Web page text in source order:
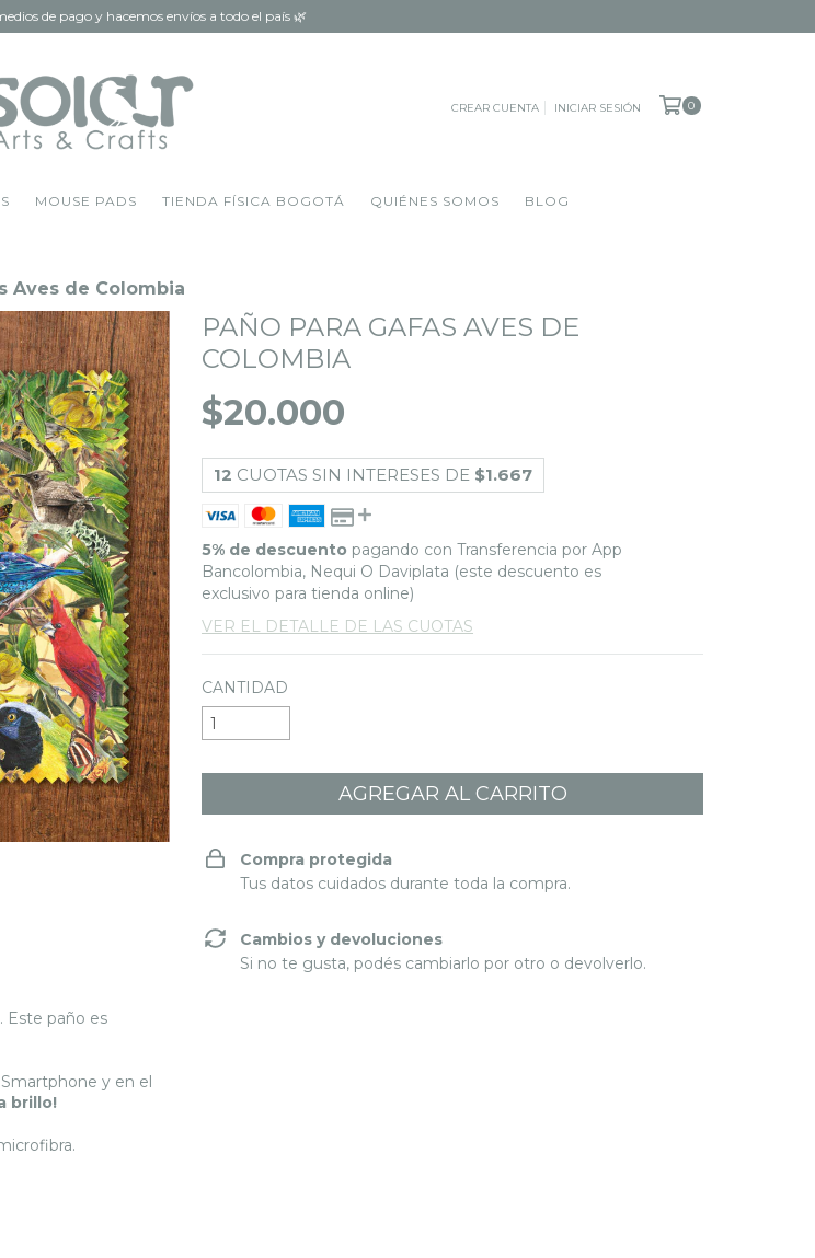
de pago y hacemos envíos a todo el país 🌿
CREAR CUENTA INICIAR SESIÓN 0
MOUSE PADS TIENDA FÍSICA BOGOTÁ QUIÉNES SOMOS BLOG
Aves de Colombia
Este paño es
y en el
brillo!
PAÑO PARA GAFAS AVES DE
COLOMBIA
$20.000
12 CUOTAS SIN INTERESES DE $1.667
5% de descuento pagando con Transferencia por App
Bancolombia, Nequi O Daviplata (este descuento es
exclusivo para tienda online)
VER EL DETALLE DE LAS CUOTAS
CANTIDAD
Compra protegida
Tus datos cuidados durante toda la compra.
Cambios y devoluciones
Si no te gusta, podés cambiarlo por otro o devolverlo.